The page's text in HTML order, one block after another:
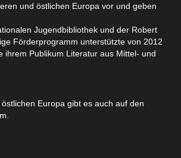
und östlichen Europa vor und geben
Jugendbibliothek und der Robert
Förderprogramm unterstützte von 2012
ihrem Publikum Literatur aus Mittel- und
Europa gibt es auch auf den